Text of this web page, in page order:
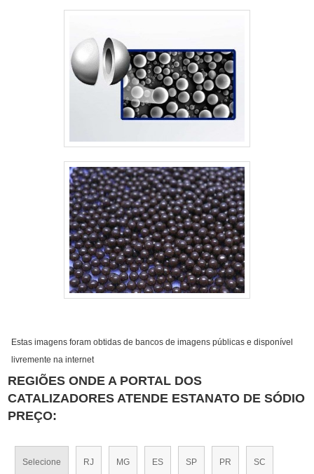
Estas imagens foram obtidas de bancos de imagens públicas e disponível
livremente na internet
REGIÕES ONDE A PORTAL DOS
CATALIZADORES ATENDE ESTANATO DE SÓDIO
PREÇO:
Selecione RJ MG ES SP PR SC